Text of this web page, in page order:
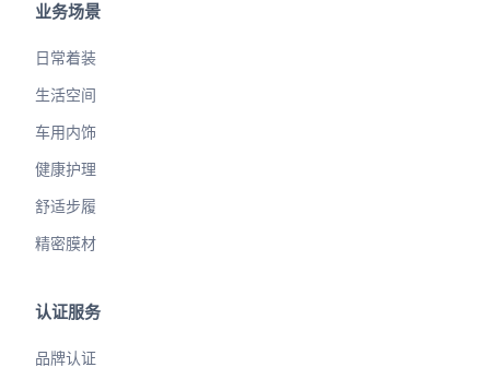
业务场景
日常着装
生活空间
车用内饰
健康护理
舒适步履
精密膜材
认证服务
品牌认证